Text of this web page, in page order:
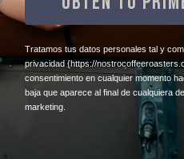
​Tratamos tus datos personales tal y
privacidad {https://
consentimiento en cualquier momento
baja que aparece al final de cualquiera
marketing.